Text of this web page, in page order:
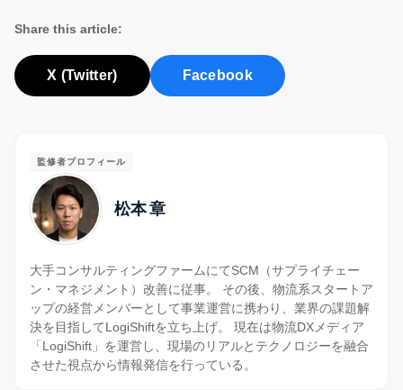
Share this article:
X (Twitter) Facebook
監修者プロフィール
松本 章
大手コンサルティングファームにてSCM（サプライチェー
ン・マネジメント）改善に従事。 その後、物流系スタートア
ップの経営メンバーとして事業運営に携わり、業界の課題解
決を目指してLogiShiftを立ち上げ。 現在は物流DXメディア
「LogiShift」を運営し、現場のリアルとテクノロジーを融合
させた視点から情報発信を行っている。